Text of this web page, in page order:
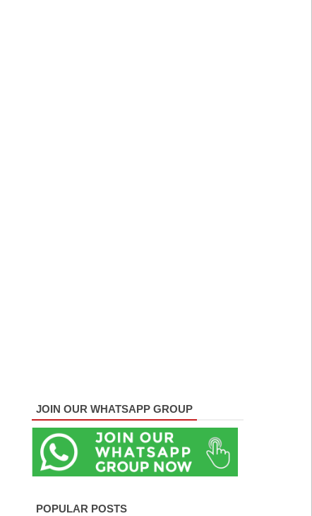
JOIN OUR WHATSAPP GROUP
POPULAR POSTS